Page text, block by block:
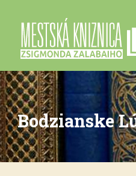
Bodzianske